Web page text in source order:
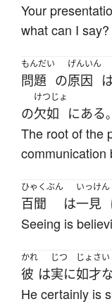
Your
what can I say?
もんだい
問題 の
げんいん
原因
の
けつじょ
欠如 にある。
The root of the
communication
ひゃくぶん
百聞 は
いっけん
一見
Seeing is
かれ
彼 は
じつ
実に
じょさい
如才
He certainly is